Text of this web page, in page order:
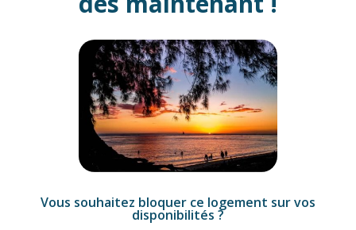
Vous souhaitez bloquer ce logement sur vos
disponibilités ?